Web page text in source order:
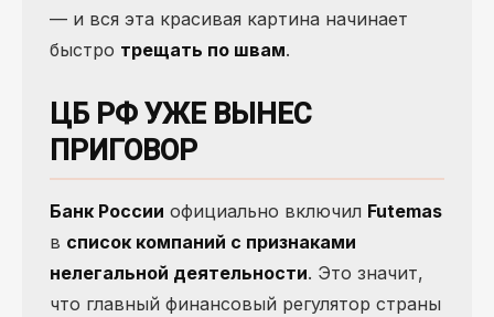
— и вся эта красивая картина начинает
быстро трещать по швам.
ЦБ РФ УЖЕ ВЫНЕС
ПРИГОВОР
Банк России официально включил Futemas
в список компаний с признаками
нелегальной деятельности. Это значит,
что главный финансовый регулятор страны